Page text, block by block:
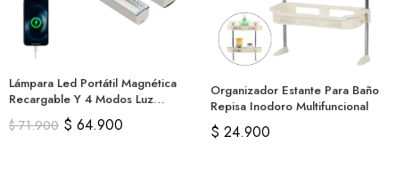
Lámpara Led Portátil Magnética
Recargable Y 4 Modos Luz
40cm
$71.900 $ 64.900
Organizador Estante Para Baño
Repisa Inodoro Multifuncional
$ 24.900